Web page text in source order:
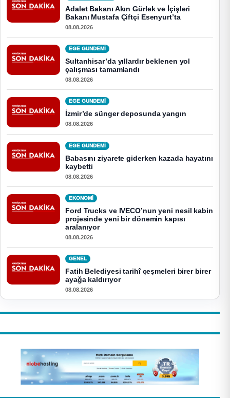
Adalet Bakanı Akın Gürlek ve İçişleri
Bakanı Mustafa Çiftçi Esenyurt’ta
08.08.2026
EGE GUNDEMİ
Sultanhisar’da yıllardır beklenen yol
çalışması tamamlandı
08.08.2026
EGE GUNDEMİ
İzmir’de sünger deposunda yangın
08.08.2026
EGE GUNDEMİ
Babasını ziyarete giderken kazada hayatını
kaybetti
08.08.2026
EKONOMI
Ford Trucks ve IVECO’nun yeni nesil kabin
projesinde yeni bir dönemin kapısı
aralanıyor
08.08.2026
GENEL
Fatih Belediyesi tarihî çeşmeleri birer birer
ayağa kaldırıyor
08.08.2026